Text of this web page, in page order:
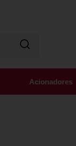
Acionadores